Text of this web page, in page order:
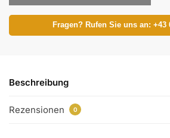
Fragen? Rufen Sie uns an: +43
Beschreibung
Rezensionen 0